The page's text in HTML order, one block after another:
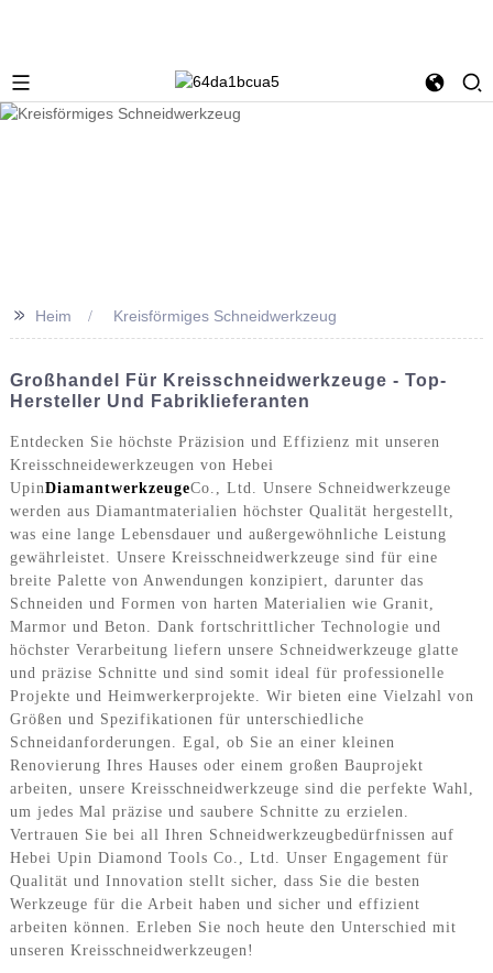
>> Heim Kreisförmiges Schneidwerkzeug
Großhandel Für Kreisschneidwerkzeuge - Top-
Hersteller Und Fabriklieferanten
Entdecken Sie höchste Präzision und Effizienz mit unseren
Kreisschneidewerkzeugen von Hebei
UpinDiamantwerkzeugeCo., Ltd. Unsere Schneidwerkzeuge
werden aus Diamantmaterialien höchster Qualität hergestellt,
was eine lange Lebensdauer und außergewöhnliche Leistung
gewährleistet. Unsere Kreisschneidwerkzeuge sind für eine
breite Palette von Anwendungen konzipiert, darunter das
Schneiden und Formen von harten Materialien wie Granit,
Marmor und Beton. Dank fortschrittlicher Technologie und
höchster Verarbeitung liefern unsere Schneidwerkzeuge glatte
und präzise Schnitte und sind somit ideal für professionelle
Projekte und Heimwerkerprojekte. Wir bieten eine Vielzahl von
Größen und Spezifikationen für unterschiedliche
Schneidanforderungen. Egal, ob Sie an einer kleinen
Renovierung Ihres Hauses oder einem großen Bauprojekt
arbeiten, unsere Kreisschneidwerkzeuge sind die perfekte Wahl,
um jedes Mal präzise und saubere Schnitte zu erzielen.
Vertrauen Sie bei all Ihren Schneidwerkzeugbedürfnissen auf
Hebei Upin Diamond Tools Co., Ltd. Unser Engagement für
Qualität und Innovation stellt sicher, dass Sie die besten
Werkzeuge für die Arbeit haben und sicher und effizient
arbeiten können. Erleben Sie noch heute den Unterschied mit
unseren Kreisschneidwerkzeugen!